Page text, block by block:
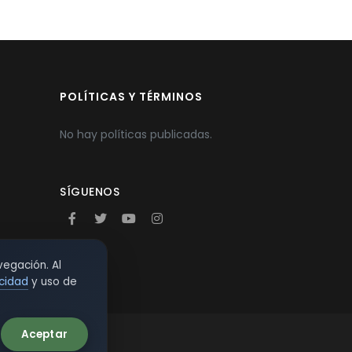
POLÍTICAS Y TÉRMINOS
No hay políticas publicadas.
SÍGUENOS
Al
y uso de
Aceptar